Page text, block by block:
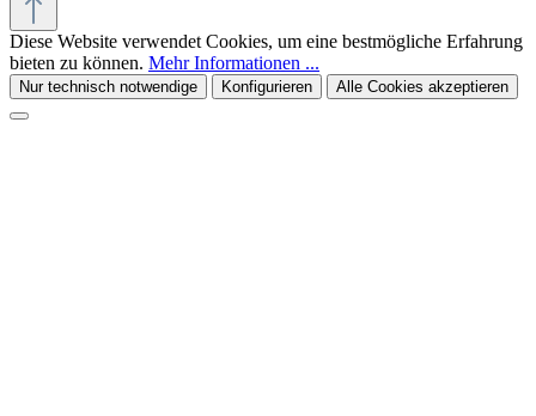
Diese Website verwendet Cookies, um eine bestmögliche Erfahrung
bieten zu können. Mehr Informationen ...
Nur technisch notwendige Konfigurieren Alle Cookies akzeptieren